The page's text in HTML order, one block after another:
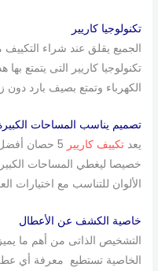
تكنولوجيا كاريير
الجميع يقلق عند شراء
الكهرباء وتمتع بصيف بارد دون
تصميم يناسب المساحات
يعدتكييف كاريير
5 حصان
خصيصا ليغطي المساحات
الألوان للتناسب مع اختيارات
خاصية الكشف عن الأعطال
التشخيص الذاتى من أهم ما
الخاصية تستطيع معرفة أي